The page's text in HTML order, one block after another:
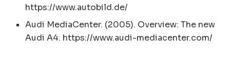
https://www.autobild.de/
Audi MediaCenter. (2005). Overview: The new
Audi A4. https://www.audi-mediacenter.com/